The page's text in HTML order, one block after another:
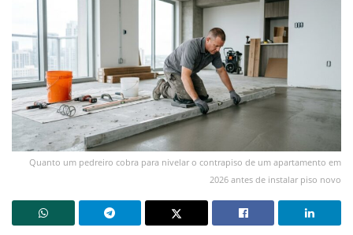
Quanto um pedreiro cobra para nivelar o contrapiso de um apartamento em
2026 antes de instalar piso novo